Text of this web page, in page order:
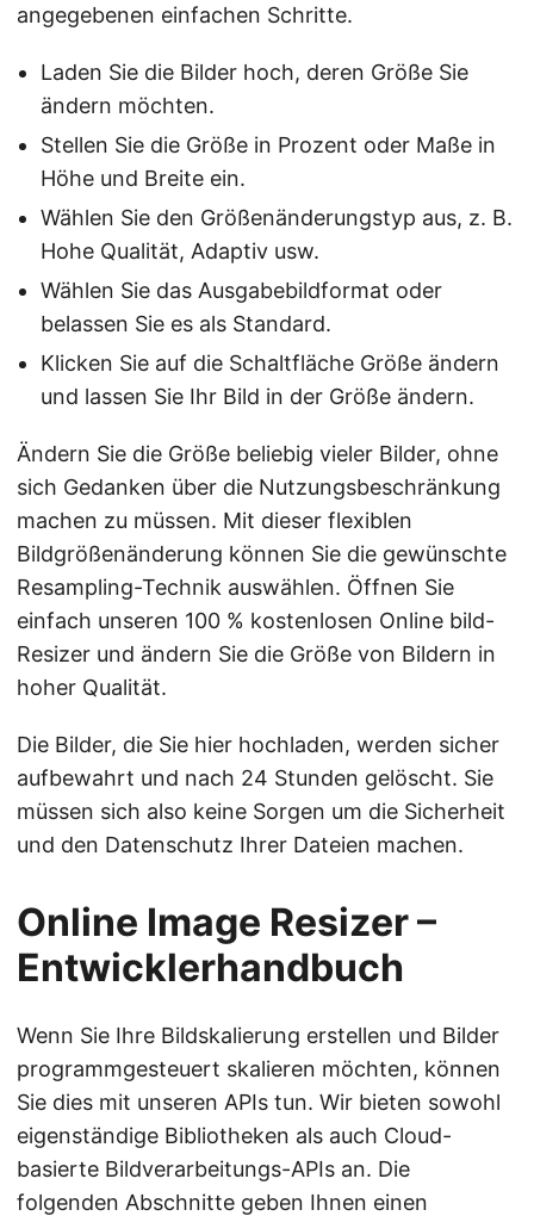
angegebenen einfachen Schritte.
Laden Sie die Bilder hoch, deren Größe Sie
ändern möchten.
Stellen Sie die Größe in Prozent oder Maße in
Höhe und Breite ein.
Wählen Sie den Größenänderungstyp aus, z. B.
Hohe Qualität, Adaptiv usw.
Wählen Sie das Ausgabebildformat oder
belassen Sie es als Standard.
Klicken Sie auf die Schaltfläche Größe ändern
und lassen Sie Ihr Bild in der Größe ändern.
Ändern Sie die Größe beliebig vieler Bilder, ohne
sich Gedanken über die Nutzungsbeschränkung
machen zu müssen. Mit dieser flexiblen
Bildgrößenänderung können Sie die gewünschte
Resampling-Technik auswählen. Öffnen Sie
einfach unseren 100 % kostenlosen Online bild-
Resizer und ändern Sie die Größe von Bildern in
hoher Qualität.
Die Bilder, die Sie hier hochladen, werden sicher
aufbewahrt und nach 24 Stunden gelöscht. Sie
müssen sich also keine Sorgen um die Sicherheit
und den Datenschutz Ihrer Dateien machen.
Online Image Resizer –
Entwicklerhandbuch
Wenn Sie Ihre Bildskalierung erstellen und Bilder
programmgesteuert skalieren möchten, können
Sie dies mit unseren APIs tun. Wir bieten sowohl
eigenständige Bibliotheken als auch Cloud-
basierte Bildverarbeitungs-APIs an. Die
folgenden Abschnitte geben Ihnen einen